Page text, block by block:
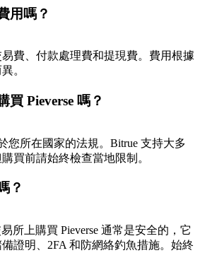
用嗎？
費、付款處理費和提現費。費用根據
。
買 Pieverse 嗎？
您所在國家的法規。Bitrue 支持大多
買前請始終檢查當地限制。
？
所上購買 Pieverse 通常是安全的，它
證明、2FA 和防網絡釣魚措施。始終